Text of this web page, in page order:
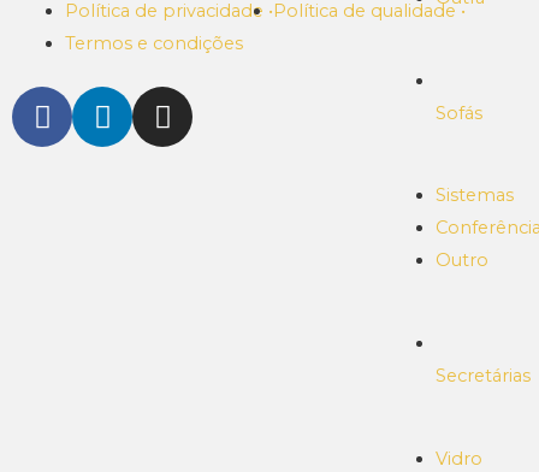
Sofás
Sistemas
Outro
Secretárias
Vidro
Política de privacidade •Política de qualidade •
Termos e condições